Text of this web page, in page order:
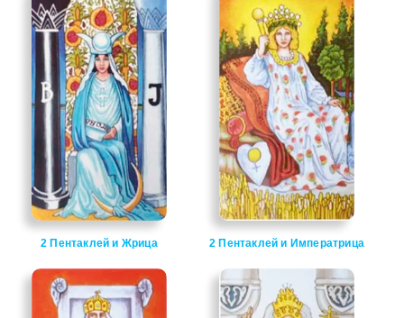
2 Пентаклей и Жрица 2 Пентаклей и Императрица